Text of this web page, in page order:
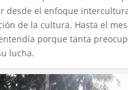
desde el enfoque
de la cultura. Hasta el
porque tanta
lucha.